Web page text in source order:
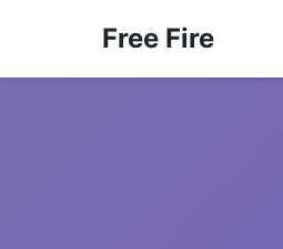
Free Fire